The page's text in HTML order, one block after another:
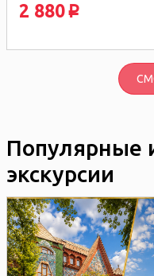
2 880 p
Популярные
экскурсии